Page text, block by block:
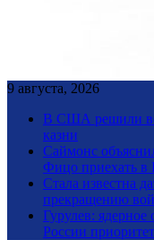
9 августа, 2026
В США решили
казни
Саймонс
Фицо приехать в
Стала известна
прекращению
Гурулев:
России